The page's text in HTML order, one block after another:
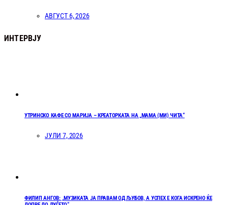
АВГУСТ 6, 2026
ИНТЕРВЈУ
УТРИНСКО КАФЕ СО МАРИЈА – КРЕАТОРКАТА НА „МАМА (МИ) ЧИТА“
ЈУЛИ 7, 2026
ФИЛИП АНГОВ: „МУЗИКАТА ЈА ПРАВАМ ОД ЉУБОВ, А УСПЕХ Е КОГА ИСКРЕНО ЌЕ